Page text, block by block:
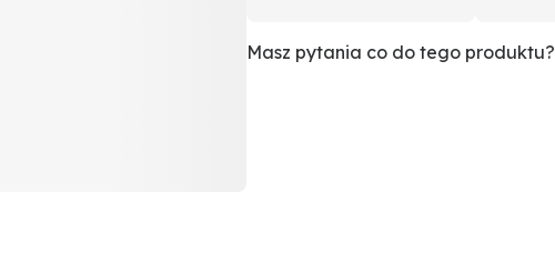
Masz pytania co do tego produktu?